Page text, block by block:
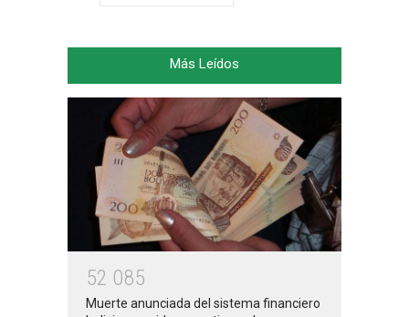
Más Leídos
52 085
Muerte anunciada del sistema financiero